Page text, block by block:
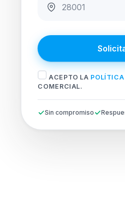
ACEPTO LA POLÍTICA
COMERCIAL.
Sin compromiso